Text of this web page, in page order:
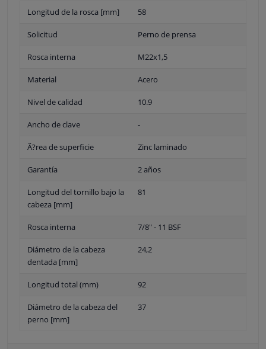
Longitud de la rosca [mm] 58
Solicitud Perno de prensa
Rosca interna M22x1,5
Material Acero
Nivel de calidad 10.9
Ancho de clave -
Ã?rea de superficie Zinc laminado
Garantía 2 años
Longitud del tornillo bajo la
cabeza [mm]
81
Rosca interna 7/8" - 11 BSF
Diámetro de la cabeza
dentada [mm]
24,2
Longitud total (mm) 92
Diámetro de la cabeza del
perno [mm]
37